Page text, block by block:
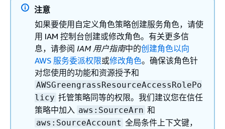
注意
如果要使用自定义角色策略创建服务角色，请使
用 IAM 控制台创建或修改角色。有关更多信
息，请参阅 IAM 用户指南中的创建角色以向
AWS 服务委派权限或修改角色。确保该角色针
对您使用的功能和资源授予和
AWSGreengrassResourceAccessRolePo
licy 托管策略同等的权限。我们建议您在信任
策略中加入 aws:SourceArn 和
aws:SourceAccount 全局条件上下文键，